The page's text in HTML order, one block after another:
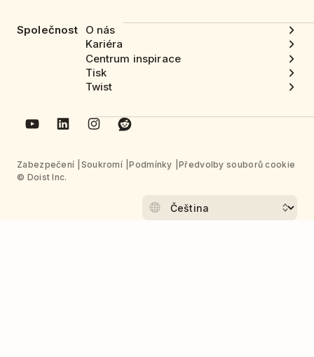
Společnost
O nás
Kariéra
Centrum inspirace
Tisk
Twist
Zabezpečení Soukromí Podmínky
Předvolby souborů cookie
© Doist Inc.